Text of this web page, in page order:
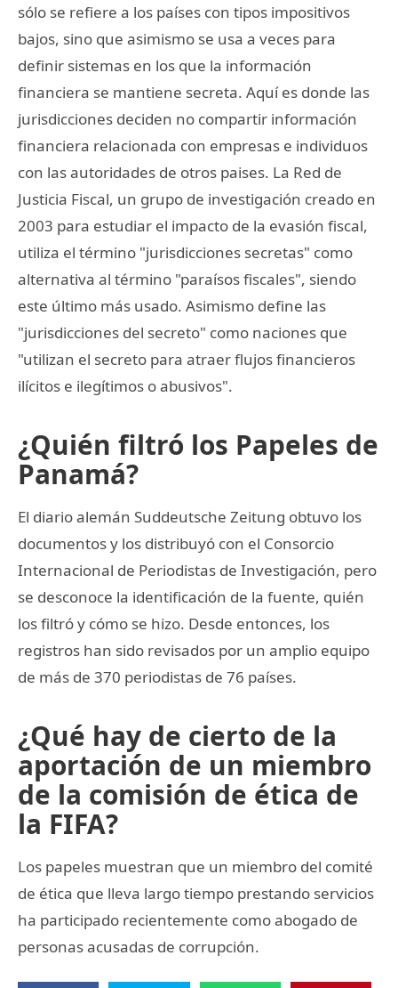
sólo se refiere a los países con tipos impositivos
bajos, sino que asimismo se usa a veces para
definir sistemas en los que la información
financiera se mantiene secreta. Aquí es donde las
jurisdicciones deciden no compartir información
financiera relacionada con empresas e individuos
con las autoridades de otros paises. La Red de
Justicia Fiscal, un grupo de investigación creado en
2003 para estudiar el impacto de la evasión fiscal,
utiliza el término "jurisdicciones secretas" como
alternativa al término "paraísos fiscales", siendo
este último más usado. Asimismo define las
"jurisdicciones del secreto" como naciones que
"utilizan el secreto para atraer flujos financieros
ilícitos e ilegítimos o abusivos".
¿Quién filtró los Papeles de
Panamá?
El diario alemán Suddeutsche Zeitung obtuvo los
documentos y los distribuyó con el Consorcio
Internacional de Periodistas de Investigación, pero
se desconoce la identificación de la fuente, quién
los filtró y cómo se hizo. Desde entonces, los
registros han sido revisados por un amplio equipo
de más de 370 periodistas de 76 países.
¿Qué hay de cierto de la
aportación de un miembro
de la comisión de ética de
la FIFA?
Los papeles muestran que un miembro del comité
de ética que lleva largo tiempo prestando servicios
ha participado recientemente como abogado de
personas acusadas de corrupción.